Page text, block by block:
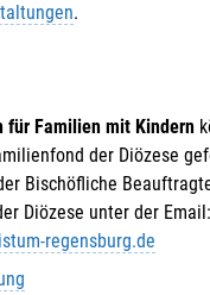
.
für Familien mit Kindern
der Diözese
Bischöfliche
Diözese unter der Email:
regensburg.de